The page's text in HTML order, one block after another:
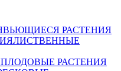
ВЬЮЩИЕСЯ РАСТЕНИЯ
ЛИСТВЕННЫЕ
ПЛОДОВЫЕ РАСТЕНИЯ